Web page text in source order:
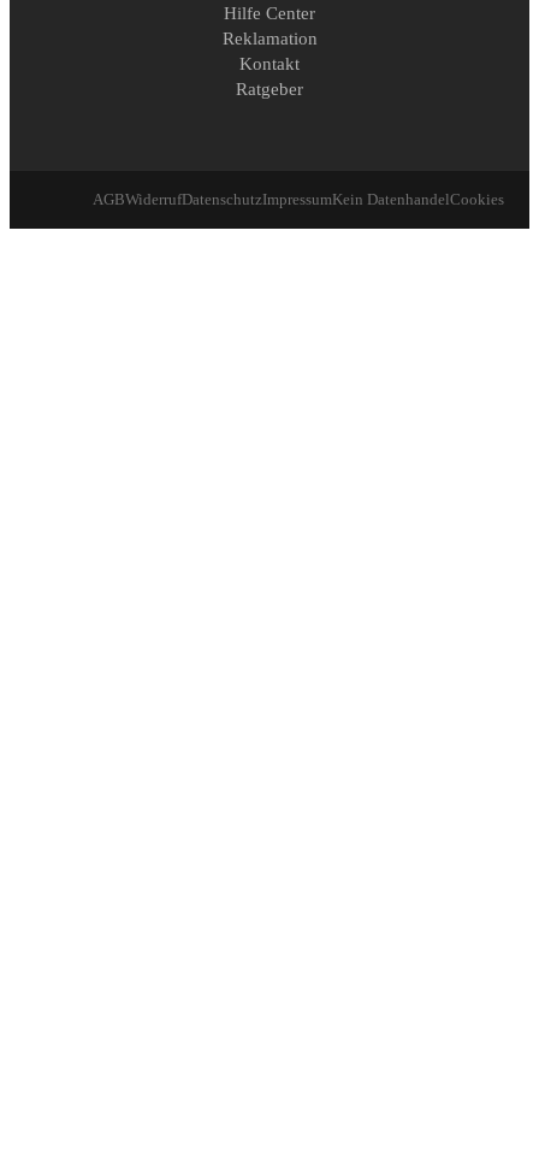
Hilfe Center
Reklamation
Kontakt
Ratgeber
AGBWiderrufDatenschutzImpressumKein DatenhandelCookies